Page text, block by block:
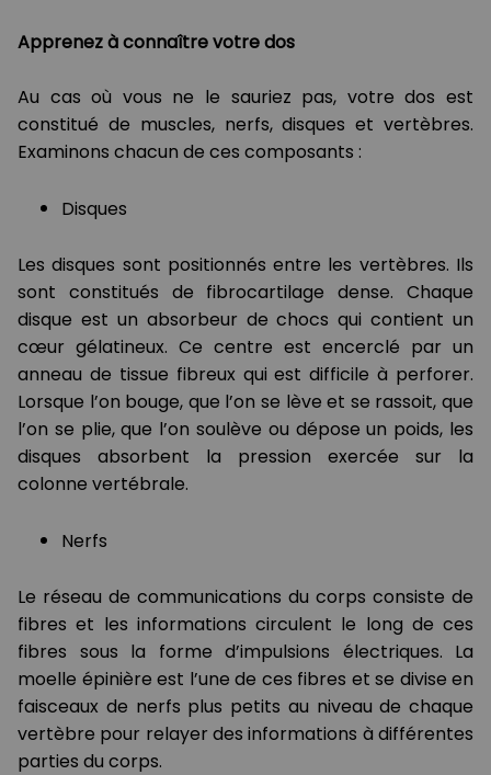
Apprenez à connaître votre dos
Au cas où vous ne le sauriez pas, votre dos est
constitué de muscles, nerfs, disques et vertèbres.
Examinons chacun de ces composants :
Disques
Les disques sont positionnés entre les vertèbres. Ils
sont constitués de fibrocartilage dense. Chaque
disque est un absorbeur de chocs qui contient un
cœur gélatineux. Ce centre est encerclé par un
anneau de tissue fibreux qui est difficile à perforer.
Lorsque l’on bouge, que l’on se lève et se rassoit, que
l’on se plie, que l’on soulève ou dépose un poids, les
disques absorbent la pression exercée sur la
colonne vertébrale.
Nerfs
Le réseau de communications du corps consiste de
fibres et les informations circulent le long de ces
fibres sous la forme d’impulsions électriques. La
moelle épinière est l’une de ces fibres et se divise en
faisceaux de nerfs plus petits au niveau de chaque
vertèbre pour relayer des informations à différentes
parties du corps.